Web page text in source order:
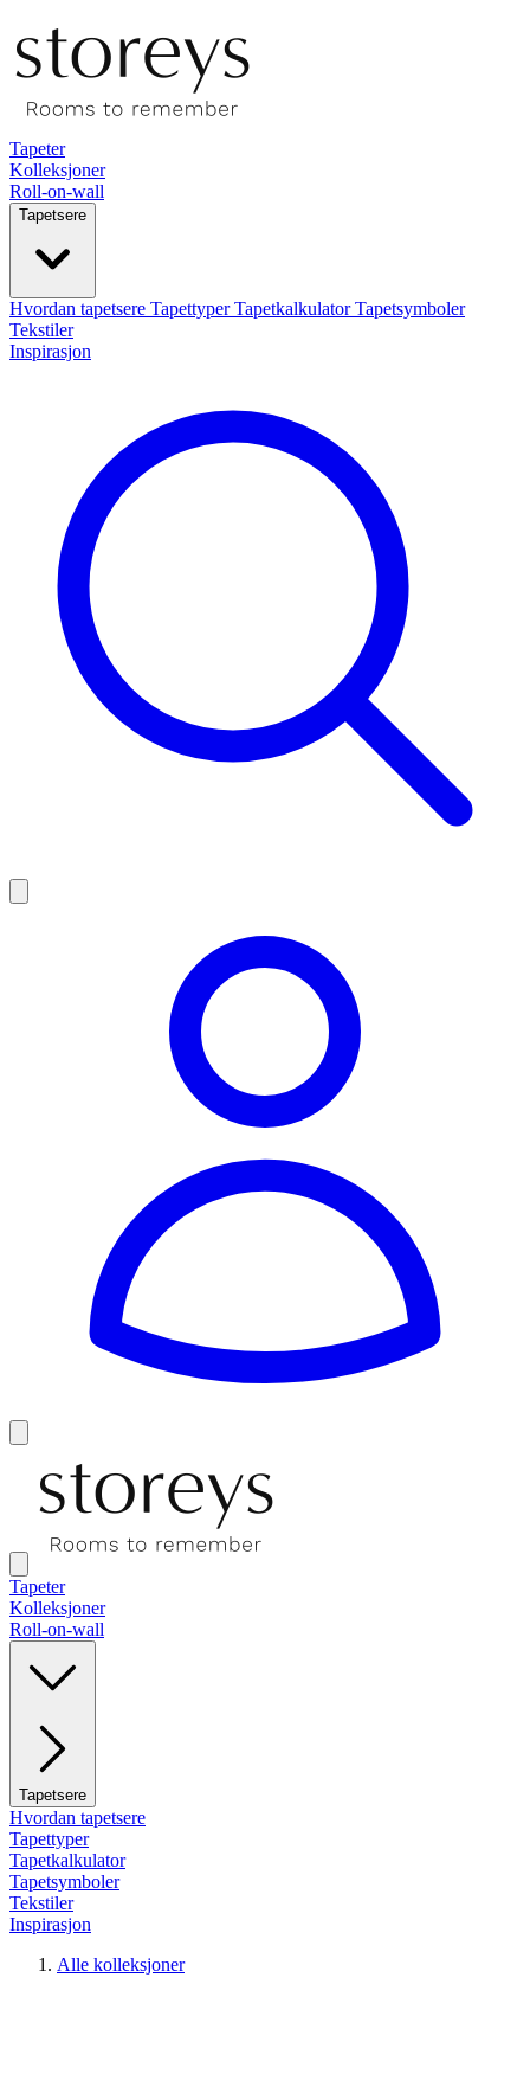
Tapeter
Kolleksjoner
Roll-on-wall
Tapetsere
Hvordan tapetsere TapettyperTapetkalkulatorTapetsymboler
Tekstiler
Inspirasjon
Tapeter
Kolleksjoner
Roll-on-wall
Tapetsere
Hvordan tapetsere
Tapettyper
Tapetkalkulator
Tapetsymboler
Tekstiler
Inspirasjon
Alle kolleksjoner